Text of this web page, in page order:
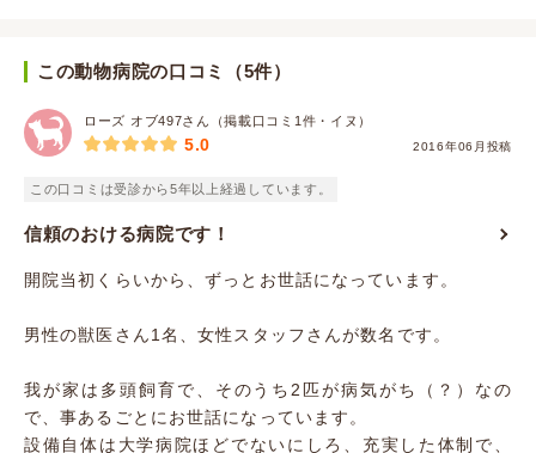
この動物病院の口コミ（5件）
ローズ オブ497さん（掲載口コミ1件・イヌ）
2016年06月投稿
5.0
この口コミは受診から5年以上経過しています。
信頼のおける病院です！
開院当初くらいから、ずっとお世話になっています。
男性の獣医さん1名、女性スタッフさんが数名です。
我が家は多頭飼育で、そのうち2匹が病気がち（？）なの
で、事あるごとにお世話になっています。
設備自体は大学病院ほどでないにしろ、充実した体制で、